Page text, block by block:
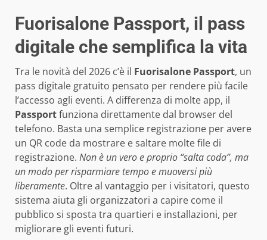
Fuorisalone Passport, il pass
digitale che semplifica la vita
Tra le novità del 2026 c’è il Fuorisalone Passport, un
pass digitale gratuito pensato per rendere più facile
l’accesso agli eventi. A differenza di molte app, il
Passportfunziona direttamente dal browser del
telefono. Basta una semplice registrazione per avere
un QR code da mostrare e saltare molte file di
registrazione. Non è un vero e proprio “salta coda”, ma
un modo per risparmiare tempo e muoversi più
liberamente. Oltre al vantaggio per i visitatori, questo
sistema aiuta gli organizzatori a capire come il
pubblico si sposta tra quartieri e installazioni, per
migliorare gli eventi futuri.